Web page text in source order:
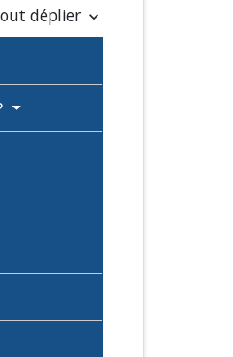
déplier keyboard_arrow_down